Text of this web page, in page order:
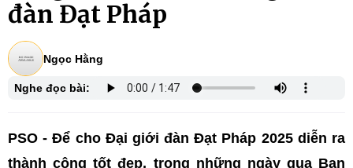
đàn Đạt Pháp
Ngọc Hằng
Nghe đọc bài:
PSO - Để cho Đại giới đàn Đạt Pháp 2025 diễn ra
thành công tốt đẹp, trong những ngày qua Ban